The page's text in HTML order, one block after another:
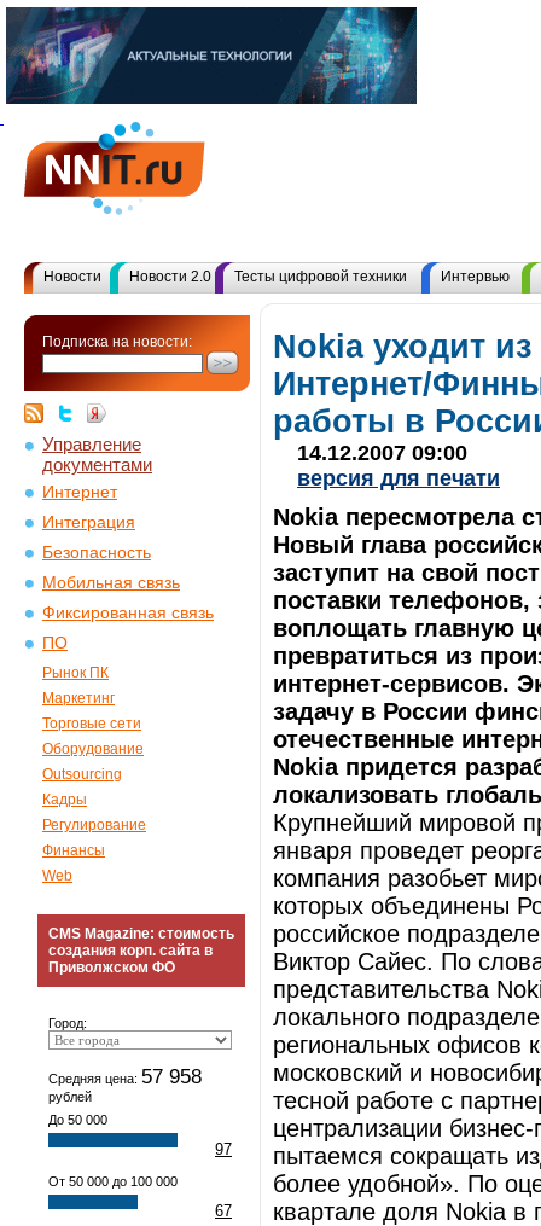
Новости Новости 2.0 Тесты цифровой техники Интервью
Подписка на новости:
Управление
документами
Интернет
Интеграция
Безопасность
Мобильная связь
Фиксированная связь
ПО
Рынок ПК
Маркетинг
Торговые сети
Оборудование
Outsourcing
Кадры
Регулирование
Финансы
Web
CMS Magazine: стоимость
создания корп. сайта в
Приволжском ФО
Город:
Средняя цена: 57 958
рублей
До 50 000
97
От 50 000 до 100 000
67
Nokia уходит
Интернет/
работы в
14.12.2007 09:00
версия для печати
Nokia пересмотрела
Новый глава
заступит на свой
поставки
воплощать главную
превратиться из
интернет-сервисов.
задачу в России
отечественные
Nokia придется
локализовать
Крупнейший мировой
января проведет
компания разобьет
которых объединены
российское
Виктор Сайес. По
представительства
локального
региональных офисов
московский и
тесной работе с
централизации
пытаемся сокращать
более удобной». По
квартале доля Nokia